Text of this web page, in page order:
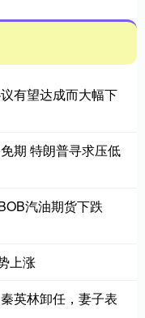
有望达成而大幅下
期 特朗普寻求压低
汽油期货下跌
上涨
英林卸任，妻子表